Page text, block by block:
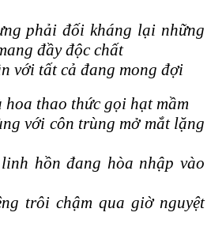
phải đối kháng lại những
đầy độc chất
với tất cả đang mong đợi
hoa thao thức gọi hạt mầm
với côn trùng mở mắt lặng
hồn đang hòa nhập vào
trôi chậm qua giờ nguyệt